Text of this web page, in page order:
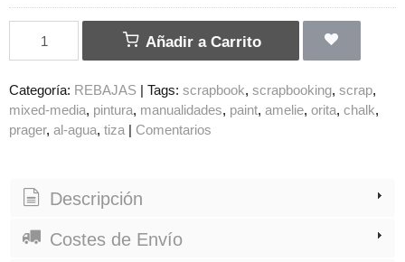
Añadir a Carrito
Categoría: REBAJAS | Tags: scrapbook scrapbooking scrap
mixed-media pintura manualidades paint amelie orita chalk
prager al-agua tiza | Comentarios
Descripción
Costes de Envío